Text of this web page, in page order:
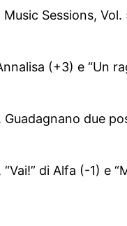
Sessions, Vol.
(+3) e “Un
due
di Alfa (-1) e